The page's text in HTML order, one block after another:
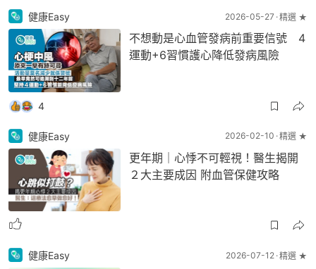
健康Easy 2026-05-27 精選 ★
不想動是心血管發病前重要信號 4
運動+6習慣護心降低發病風險
4
健康Easy 2026-02-10 精選 ★
更年期｜心悸不可輕視！醫生揭開
２大主要成因 附血管保健攻略
健康Easy 2026-07-12 精選 ★